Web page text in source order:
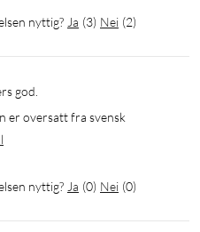
nyttig? Ja (3) Nei (2)
god.
er oversatt fra svensk
nyttig? Ja (0) Nei (0)